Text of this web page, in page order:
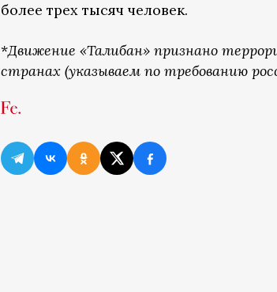
более трех тысяч человек.
*Движение «Талибан» признано
странах (указываем по требованию